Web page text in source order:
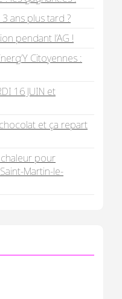
ans plus tard ?
pendant l’AG !
Citoyennes :
16 JUIN et
et ça repart
pour
Martin-le-